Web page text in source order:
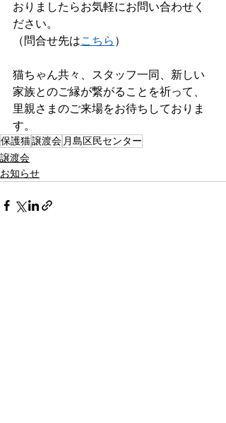
おりましたらお気軽にお問い合わせく
ださい。
（問合せ先はこちら ）
猫ちゃん共々、スタッフ一同、新しい
家族とのご縁が繋がることを祈って、
里親さまのご来場をお待ちしておりま
す。
保護猫譲渡会 月島区民センター
譲渡会
お知らせ